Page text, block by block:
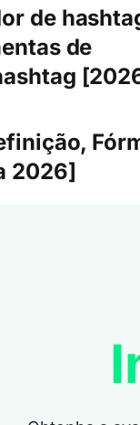
de
de
2026]